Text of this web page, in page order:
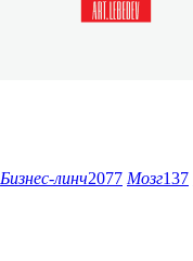
Бизнес-линч2077 Мозг137